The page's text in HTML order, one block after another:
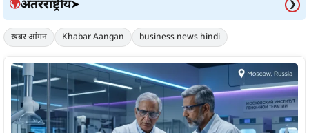
🌍अंतरराष्ट्रीय➤ ❯
खबर आंगन Khabar Aangan business news hindi